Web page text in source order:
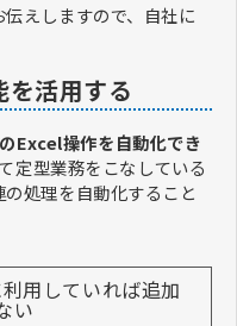
えしますので、自社に
活用する
Excel操作を自動化でき
定型業務をこなしている
処理を自動化すること
用していれば追加
い